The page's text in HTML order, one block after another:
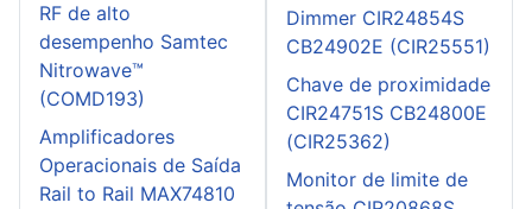
RF de alto
desempenho Samtec
Nitrowave™
(COMD193)
Amplificadores
Operacionais de Saída
Rail to Rail MAX74810
Dimmer CIR24854S
CB24902E (CIR25551)
Chave de proximidade
CIR24751S CB24800E
(CIR25362)
Monitor de limite de